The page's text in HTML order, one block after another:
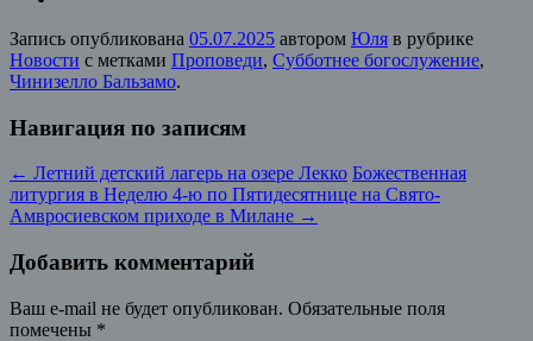
Запись опубликована 05.07.2025 автором Юля в рубрике
Новости с метками Проповеди, Субботнее богослужение,
Чинизелло Бальзамо.
Навигация по записям
← Летний детский лагерь на озере Лекко Божественная
литургия в Неделю 4-ю по Пятидесятнице на Свято-
Амвросиевском приходе в Милане →
Добавить комментарий
Ваш e-mail не будет опубликован. Обязательные поля
помечены *